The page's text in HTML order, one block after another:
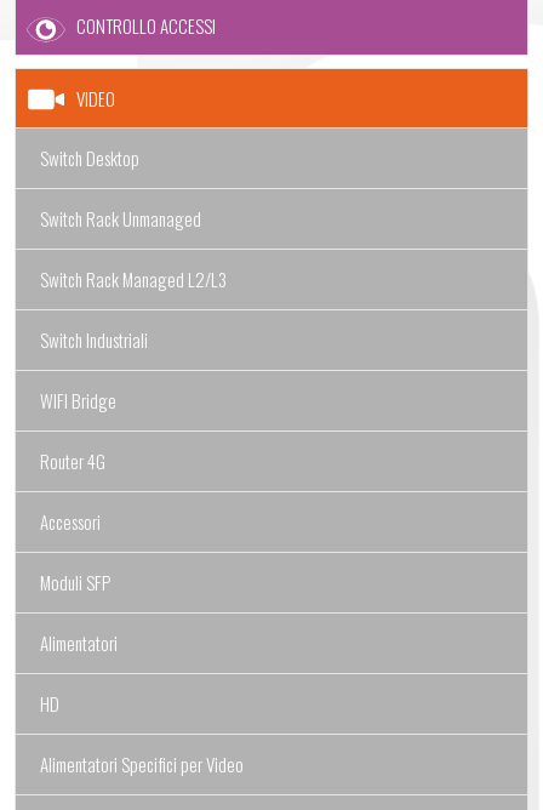
CONTROLLO ACCESSI
VIDEO
Switch Desktop
Switch Rack Unmanaged
Switch Rack Managed L2/L3
Switch Industriali
WIFI Bridge
Router 4G
Accessori
Moduli SFP
Alimentatori
HD
Alimentatori Specifici per Video